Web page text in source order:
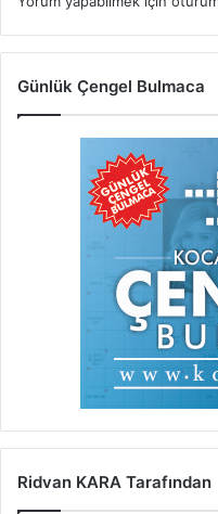
Günlük Çengel Bulmaca
Ridvan KARA Tarafından